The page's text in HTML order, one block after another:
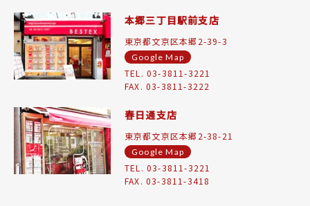
本郷三丁目駅前支店
東京都文京区本郷2-39-3
Google Map
TEL. 03-3811-3221
FAX. 03-3811-3222
春日通支店
東京都文京区本郷2-38-21
Google Map
TEL. 03-3811-3221
FAX. 03-3811-3418